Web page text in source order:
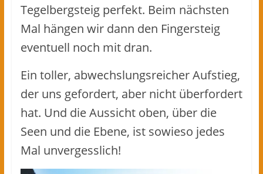
Tegelbergsteig perfekt. Beim nächsten
Mal hängen wir dann den Fingersteig
eventuell noch mit dran.
Ein toller, abwechslungsreicher Aufstieg,
der uns gefordert, aber nicht überfordert
hat. Und die Aussicht oben, über die
Seen und die Ebene, ist sowieso jedes
Mal unvergesslich!